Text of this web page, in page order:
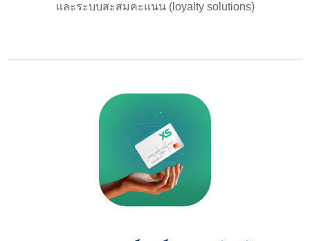
และระบบสะสมคะแนน (loyalty solutions)